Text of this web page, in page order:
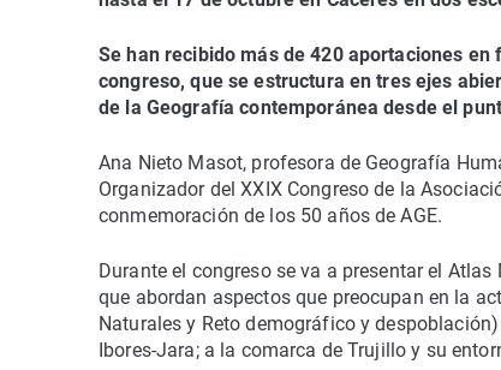
Se han recibido más de 420 aportaciones
congreso, que se estructura en tres ejes
de la Geografía contemporánea desde el
Ana Nieto Masot, profesora de Geografía
Organizador del XXIX Congreso de la
conmemoración de los 50 años de AGE.
Durante el congreso se va a presentar el
que abordan aspectos que preocupan en la
Naturales y Reto demográfico y
Ibores-Jara; a la comarca de Trujillo y su